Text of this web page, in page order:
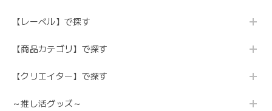
【レーベル】で探す
【商品カテゴリ】で探す
【クリエイター】で探す
～推し活グッズ～